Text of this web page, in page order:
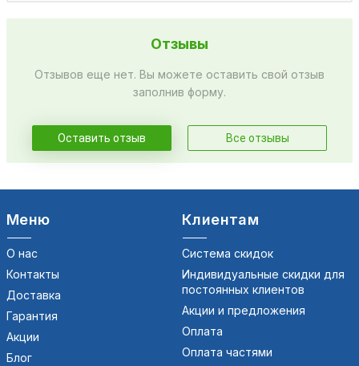
Отзывы
Отзывов еще нет. Вы можете оставить свой отзыв
заполнив форму.
Оставить отзыв Все отзывы
Меню
О нас
Контакты
Доставка
Гарантия
Акции
Блог
Клиентам
Система скидок
Индивидуальные скидки для
постоянных клиентов
Акции и предложения
Оплата
Оплата частями